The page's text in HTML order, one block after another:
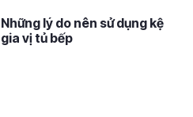
Những lý do nên sử dụng kệ
gia vị tủ bếp